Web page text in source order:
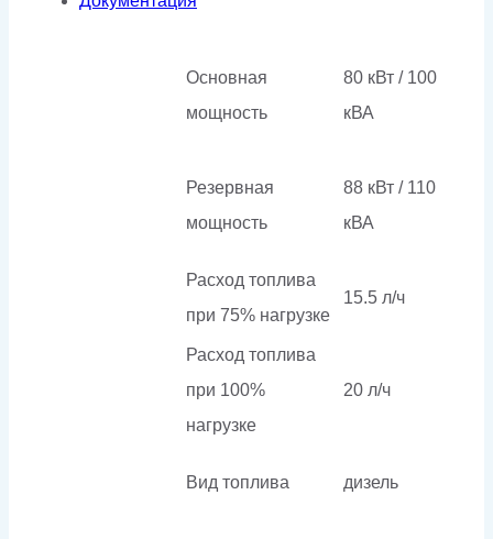
Основная
мощность
80 кВт / 100
кВА
Резервная
мощность
88 кВт / 110
кВА
Расход топлива
при 75% нагрузке
15.5 л/ч
Расход топлива
при 100%
нагрузке
20 л/ч
Вид топлива дизель